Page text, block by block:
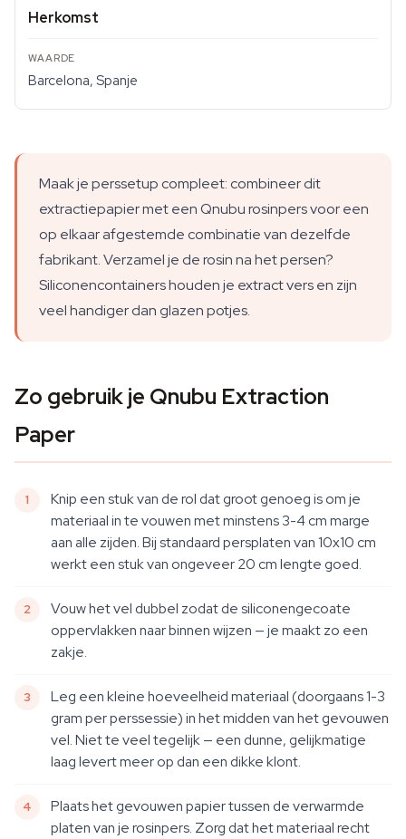
Herkomst
Barcelona, Spanje
Maak je perssetup compleet: combineer dit
extractiepapier met een Qnubu rosinpers voor een
op elkaar afgestemde combinatie van dezelfde
fabrikant. Verzamel je de rosin na het persen?
Siliconencontainers houden je extract vers en zijn
veel handiger dan glazen potjes.
Zo gebruik je Qnubu Extraction
Paper
Knip een stuk van de rol dat groot genoeg is om je
materiaal in te vouwen met minstens 3-4 cm marge
aan alle zijden. Bij standaard persplaten van 10x10 cm
werkt een stuk van ongeveer 20 cm lengte goed.
Vouw het vel dubbel zodat de siliconengecoate
oppervlakken naar binnen wijzen — je maakt zo een
zakje.
Leg een kleine hoeveelheid materiaal (doorgaans 1-3
gram per perssessie) in het midden van het gevouwen
vel. Niet te veel tegelijk — een dunne, gelijkmatige
laag levert meer op dan een dikke klont.
Plaats het gevouwen papier tussen de verwarmde
platen van je rosinpers. Zorg dat het materiaal recht